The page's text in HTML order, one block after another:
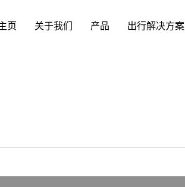
页 关于我们 产品 出行解决方案